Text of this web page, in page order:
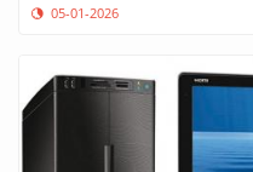
05-01-2026